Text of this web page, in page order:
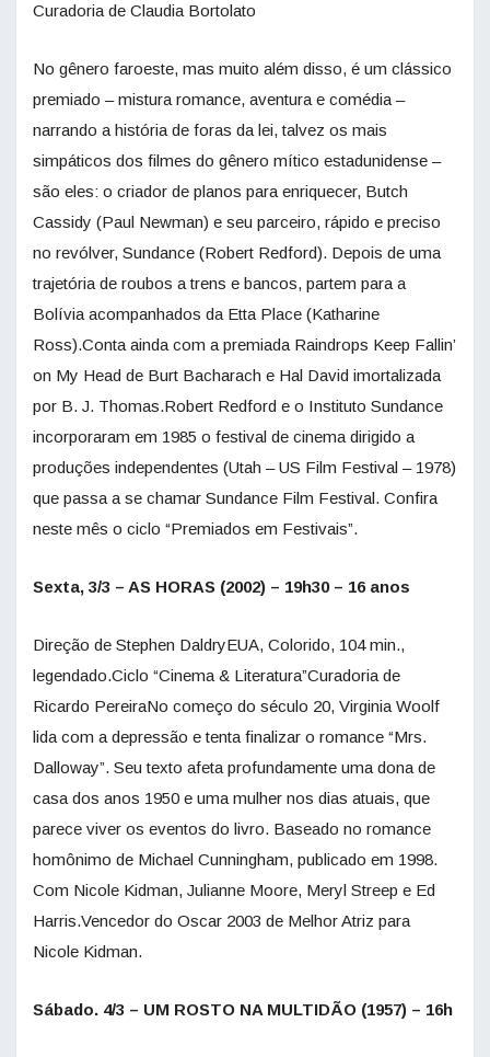
Curadoria de Claudia Bortolato
No gênero faroeste, mas muito além disso, é um clássico
premiado – mistura romance, aventura e comédia –
narrando a história de foras da lei, talvez os mais
simpáticos dos filmes do gênero mítico estadunidense –
são eles: o criador de planos para enriquecer, Butch
Cassidy (Paul Newman) e seu parceiro, rápido e preciso
no revólver, Sundance (Robert Redford). Depois de uma
trajetória de roubos a trens e bancos, partem para a
Bolívia acompanhados da Etta Place (Katharine
Ross).Conta ainda com a premiada Raindrops Keep Fallin’
on My Head de Burt Bacharach e Hal David imortalizada
por B. J. Thomas.Robert Redford e o Instituto Sundance
incorporaram em 1985 o festival de cinema dirigido a
produções independentes (Utah – US Film Festival – 1978)
que passa a se chamar Sundance Film Festival. Confira
neste mês o ciclo “Premiados em Festivais”.
Sexta, 3/3 – AS HORAS (2002) – 19h30 – 16 anos
Direção de Stephen DaldryEUA, Colorido, 104 min.,
legendado.Ciclo “Cinema & Literatura”Curadoria de
Ricardo PereiraNo começo do século 20, Virginia Woolf
lida com a depressão e tenta finalizar o romance “Mrs.
Dalloway”. Seu texto afeta profundamente uma dona de
casa dos anos 1950 e uma mulher nos dias atuais, que
parece viver os eventos do livro. Baseado no romance
homônimo de Michael Cunningham, publicado em 1998.
Com Nicole Kidman, Julianne Moore, Meryl Streep e Ed
Harris.Vencedor do Oscar 2003 de Melhor Atriz para
Nicole Kidman.
Sábado. 4/3 – UM ROSTO NA MULTIDÃO (1957) – 16h